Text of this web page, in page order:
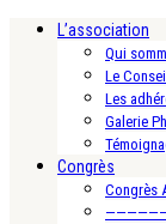
L’association
Qui
Le
Les
Galerie
Congrès
Congrès